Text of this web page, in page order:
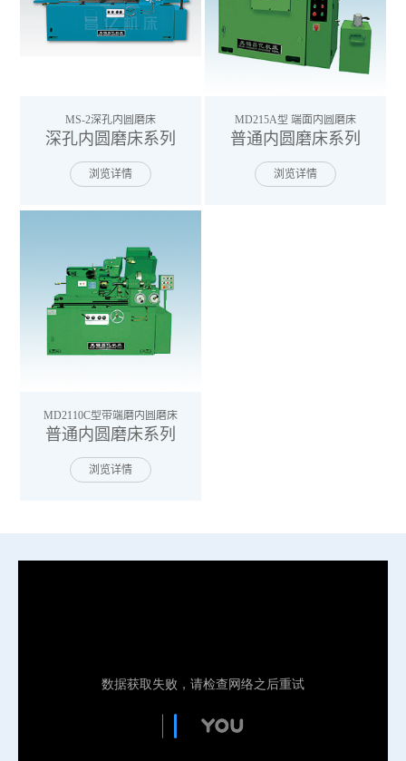
MS-2深孔内圆磨床
深孔内圆磨床系列
浏览详情
MD215A型 端面内圆磨床
普通内圆磨床系列
浏览详情
MD2110C型带端磨内圆磨床
普通内圆磨床系列
浏览详情